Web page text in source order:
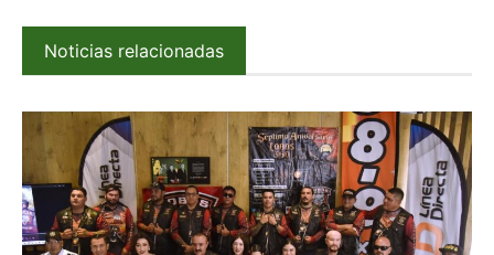
Noticias relacionadas